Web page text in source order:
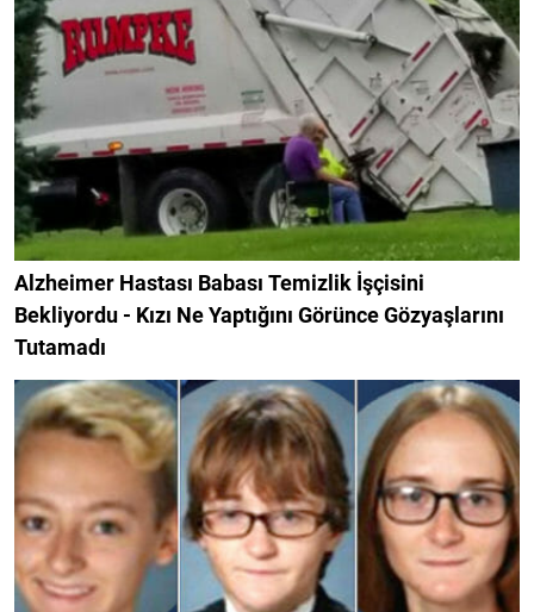
Alzheimer Hastası Babası Temizlik İşçisini
Bekliyordu - Kızı Ne Yaptığını Görünce Gözyaşlarını
Tutamadı